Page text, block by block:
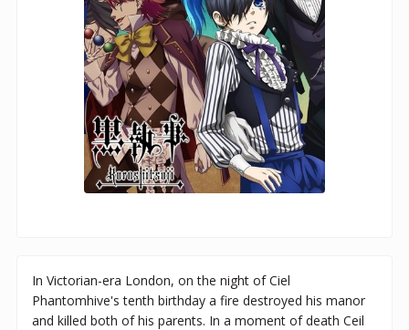
In Victorian-era London, on the night of Ciel
Phantomhive's tenth birthday a fire destroyed his manor
and killed both of his parents. In a moment of death Ceil